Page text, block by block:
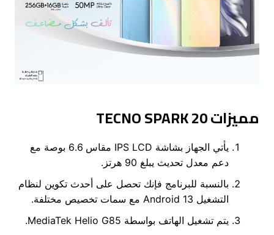
مميزاتTECNO SPARK 20
يأتي الجهاز بشاشة IPS LCD مقاس 6.6 بوصة مع
دعم معدل تحديث يبلغ 90 هرتز.
بالنسبة للبرنامج فإنك تحصل على أحدث تكوين لنظام
التشغيل Android 13 مع سمات تخصيص مختلفة.
يتم تشغيل الهاتف بواسطة MediaTek Helio G85.